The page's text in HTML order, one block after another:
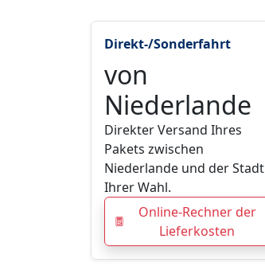
Direkt-/Sonderfahrt
von
Niederlande
Direkter Versand Ihres
Pakets zwischen
Niederlande und der Stadt
Ihrer Wahl.
Online-Rechner der
Lieferkosten